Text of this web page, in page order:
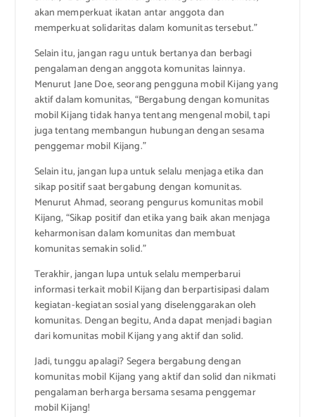
akan memperkuat ikatan antar anggota dan
memperkuat solidaritas dalam komunitas tersebut.”
Selain itu, jangan ragu untuk bertanya dan berbagi
pengalaman dengan anggota komunitas lainnya.
Menurut Jane Doe, seorang pengguna mobil Kijang yang
aktif dalam komunitas, “Bergabung dengan komunitas
mobil Kijang tidak hanya tentang mengenal mobil, tapi
juga tentang membangun hubungan dengan sesama
penggemar mobil Kijang.”
Selain itu, jangan lupa untuk selalu menjaga etika dan
sikap positif saat bergabung dengan komunitas.
Menurut Ahmad, seorang pengurus komunitas mobil
Kijang, “Sikap positif dan etika yang baik akan menjaga
keharmonisan dalam komunitas dan membuat
komunitas semakin solid.”
Terakhir, jangan lupa untuk selalu memperbarui
informasi terkait mobil Kijang dan berpartisipasi dalam
kegiatan-kegiatan sosial yang diselenggarakan oleh
komunitas. Dengan begitu, Anda dapat menjadi bagian
dari komunitas mobil Kijang yang aktif dan solid.
Jadi, tunggu apalagi? Segera bergabung dengan
komunitas mobil Kijang yang aktif dan solid dan nikmati
pengalaman berharga bersama sesama penggemar
mobil Kijang!